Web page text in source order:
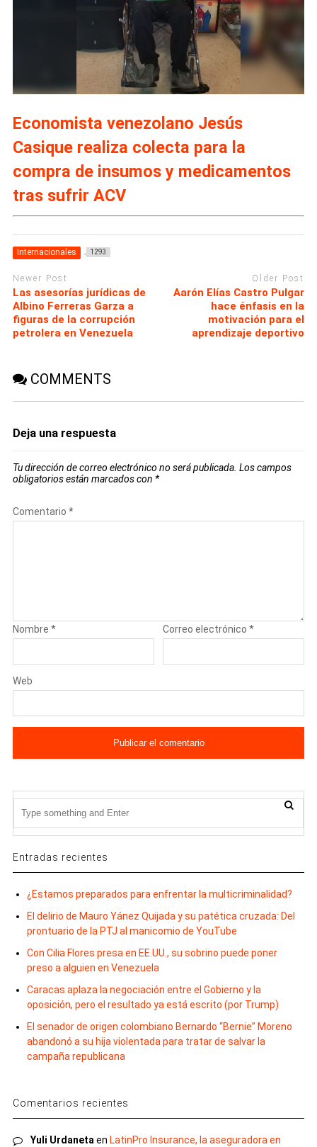
Economista venezolano Jesús
Casique realiza colecta para la
compra de insumos y medicamentos
tras sufrir ACV
Internacionales 1293
Newer Post
Las asesorías jurídicas de
Albino Ferreras Garza a
figuras de la corrupción
petrolera en Venezuela
Older Post
Aarón Elías Castro Pulgar
hace énfasis en la
motivación para el
aprendizaje deportivo
COMMENTS
Deja una respuesta
Tu dirección de correo electrónico no será publicada. Los campos
obligatorios están marcados con *
Comentario *
Nombre * Correo electrónico*
Web
Entradas recientes
¿Estamos preparados para enfrentar la multicriminalidad?
El delirio de Mauro Yánez Quijada y su patética cruzada: Del
prontuario de la PTJ al manicomio de YouTube
Con Cilia Flores presa en EE.UU., su sobrino puede poner
preso a alguien en Venezuela
Caracas aplaza la negociación entre el Gobierno y la
oposición, pero el resultado ya está escrito (por Trump)
El senador de origen colombiano Bernardo “Bernie” Moreno
abandonó a su hija violentada para tratar de salvar la
campaña republicana
Comentarios recientes
Yuli Urdanetaen LatinPro Insurance, la aseguradora en